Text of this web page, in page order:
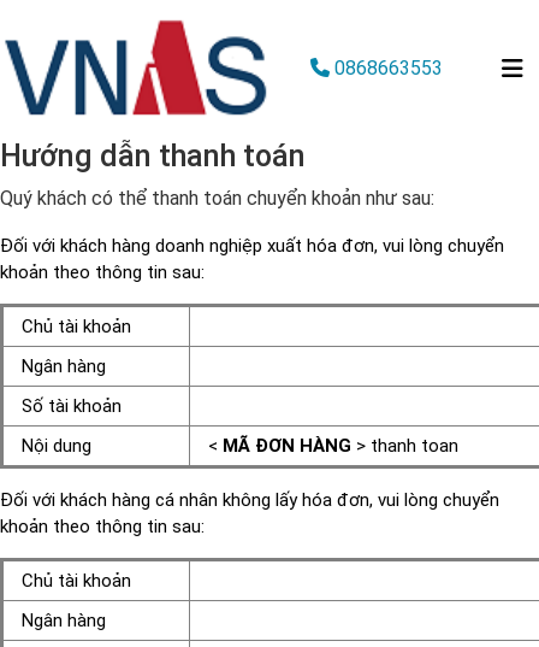
0868663553
Hướng dẫn thanh toán
Quý khách có thể thanh toán chuyển khoản như sau:
Đối với khách hàng doanh nghiệp xuất hóa đơn, vui lòng chuyển
khoản theo thông tin sau:
Chủ tài khoản
Ngân hàng
Số tài khoản
Nội dung
< MÃ ĐƠN HÀNG > thanh toan
Đối với khách hàng cá nhân không lấy hóa đơn, vui lòng chuyển
khoản theo thông tin sau:
Chủ tài khoản
Ngân hàng